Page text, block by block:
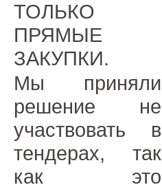
ТОЛЬКО
ПРЯМЫЕ
ЗАКУПКИ.
Мы приняли
решение не
участвовать в
тендерах, так
как это